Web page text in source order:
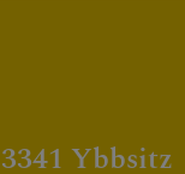
Ybbsitz